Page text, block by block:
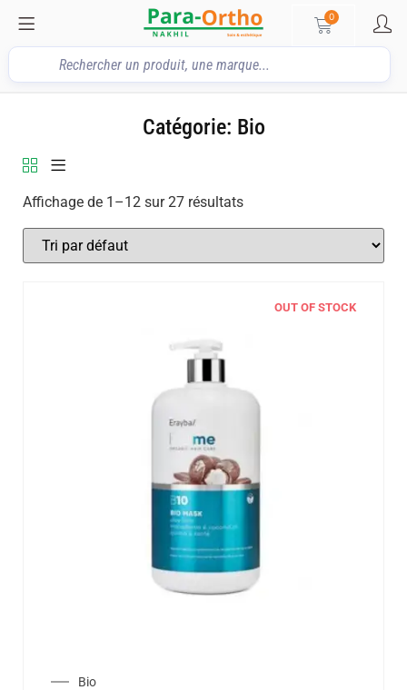
0
Catégorie: Bio
Affichage de 1–12 sur 27 résultats
OUT OF STOCK
Bio